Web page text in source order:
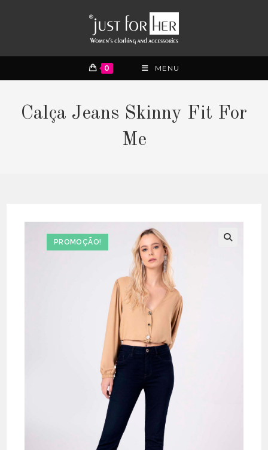
0 MENU
Calça Jeans Skinny Fit For
Me
PROMOÇÃO!